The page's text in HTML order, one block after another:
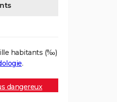
habitants (‰)
.
dangereux